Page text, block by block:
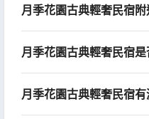
月季花園古典輕奢民宿
月季花園古典輕奢民宿
月季花園古典輕奢民宿有